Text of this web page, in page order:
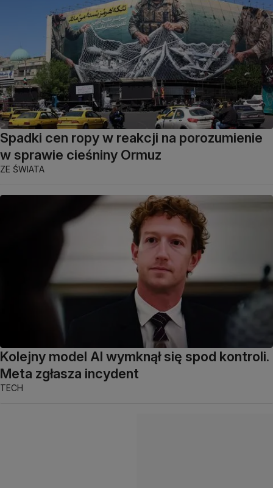
Spadki cen ropy w reakcji na porozumienie
w sprawie cieśniny Ormuz
ZE ŚWIATA
Kolejny model AI wymknął się spod kontroli.
Meta zgłasza incydent
TECH